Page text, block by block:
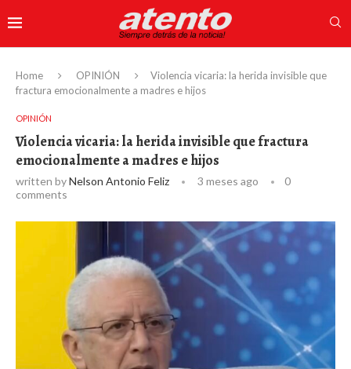
Home OPINIÓN
Violencia vicaria: la herida invisible que
fractura emocionalmente a madres e hijos
OPINIÓN
Violencia vicaria: la herida invisible que fractura
emocionalmente a madres e hijos
written byNelson Antonio Feliz 3 meses ago
0
comments